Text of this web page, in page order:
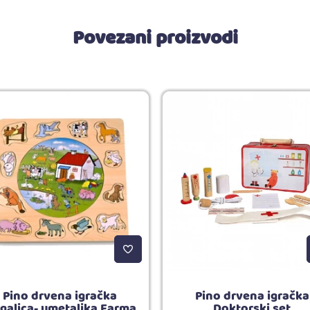
Povezani proizvodi
Pino drvena igračka Pino drvena igračka